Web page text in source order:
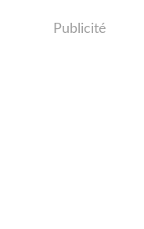
Publicité